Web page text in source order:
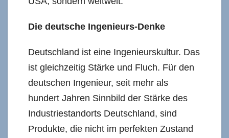
Die deutsche Ingenieurs-Denke
Deutschland ist eine Ingenieurskultur. Das
ist gleichzeitig Stärke und Fluch. Für den
deutschen Ingenieur, seit mehr als
hundert Jahren Sinnbild der Stärke des
Industriestandorts Deutschland, sind
Produkte, die nicht im perfekten Zustand